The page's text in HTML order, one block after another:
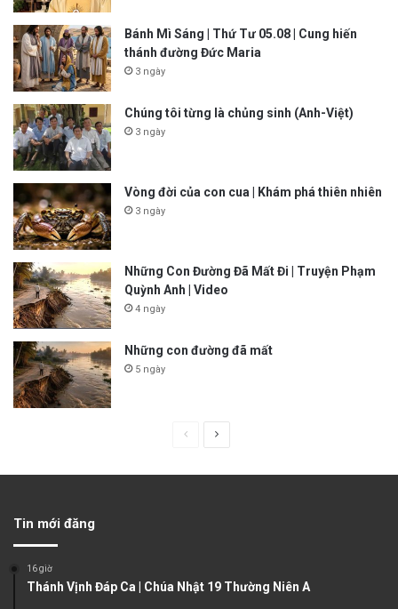
Bánh Mì Sáng | Thứ Tư 05.08 | Cung hiến
thánh đường Đức Maria
3 ngày
Chúng tôi từng là chủng sinh (Anh-Việt)
3 ngày
Vòng đời của con cua | Khám phá thiên nhiên
3 ngày
Những Con Đường Đã Mất Đi | Truyện Phạm
Quỳnh Anh | Video
4 ngày
Những con đường đã mất
5 ngày
u
g
Tin mới đăng
16 giờ
Thánh Vịnh Đáp Ca | Chúa Nhật 19 Thường Niên A